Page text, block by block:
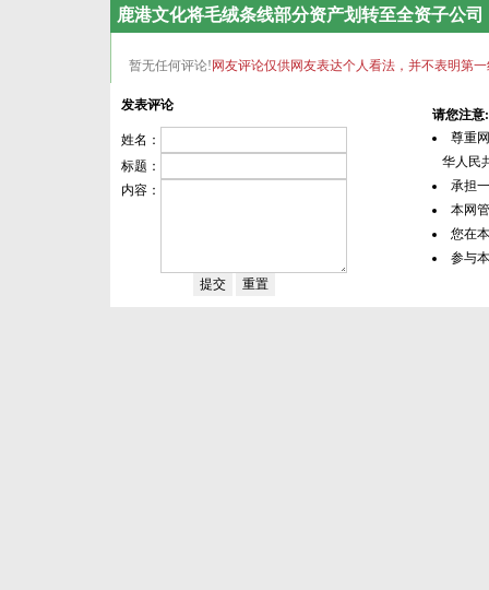
鹿港文化将毛绒条线部分资产划转至全资子公司
暂无任何评论! 网友评论仅供网友表达个人看法，并不表明第
发表评论
姓名：
标题：
内容：
请您注意:
尊重
华人民
承担
本网
您在
参与